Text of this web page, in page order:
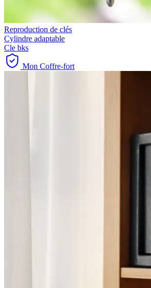
Reproduction de clés
Cylindre adaptable
Cle bks
Mon Coffre-fort